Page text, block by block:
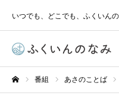
いつでも、どこでも、ふくいん
番組 あさのことば